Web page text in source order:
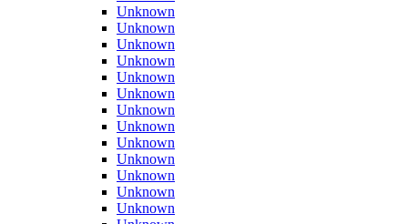
Unknown
Unknown
Unknown
Unknown
Unknown
Unknown
Unknown
Unknown
Unknown
Unknown
Unknown
Unknown
Unknown